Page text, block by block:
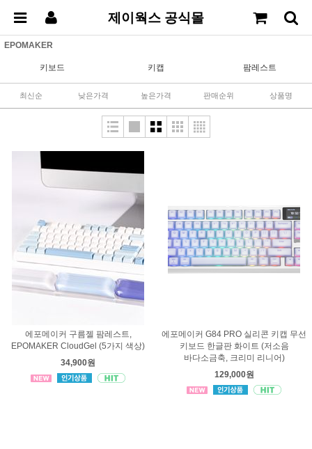
제이웍스 공식몰
EPOMAKER
키보드 키캡 팜레스트
최신순 낮은가격 높은가격 판매순위 상품명
에포메이커 구름젤 팜레스트,
EPOMAKER CloudGel (5가지 색상)
34,900원
에포메이커 G84 PRO 실리콘 키캡 무선
키보드 한글판 화이트 (저소음
바다소금축, 크리미 리니어)
129,000원